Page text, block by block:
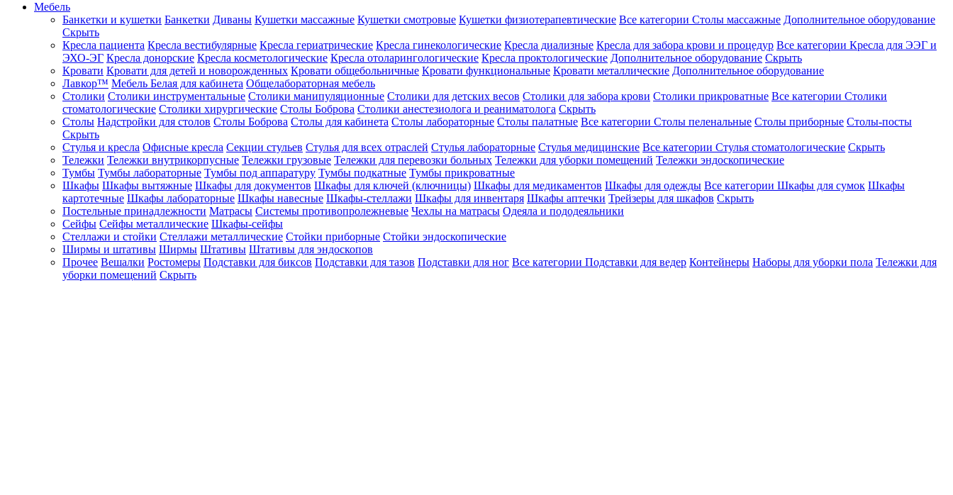
Мебель
Банкетки и кушетки Банкетки Диваны Кушетки массажные Кушетки смотровые Кушетки физиотерапевтические Все категории Столы массажные Дополнительное оборудование
Скрыть
Кресла пациента Кресла вестибулярные Кресла гериатрические Кресла гинекологические Кресла диализные Кресла для забора крови и процедур Все категории Кресла для ЭЭГ и
ЭХО-ЭГ Кресла донорские Кресла косметологические Кресла отоларингологические Кресла проктологические Дополнительное оборудование Скрыть
Кровати Кровати для детей и новорожденных Кровати общебольничные Кровати функциональные Кровати металлические Дополнительное оборудование
Лавкор™ Мебель Белая для кабинета Общелабораторная мебель
Столики Столики инструментальные Столики манипуляционные Столики для детских весов Столики для забора крови Столики прикроватные Все категории Столики
стоматологические Столики хирургические Столы Боброва Столики анестезиолога и реаниматолога Скрыть
Столы Надстройки для столов Столы Боброва Столы для кабинета Столы лабораторные Столы палатные Все категории Столы пеленальные Столы приборные Столы-посты
Скрыть
Стулья и кресла Офисные кресла Секции стульев Стулья для всех отраслей Стулья лабораторные Стулья медицинские Все категории Стулья стоматологические Скрыть
Тележки Тележки внутрикорпусные Тележки грузовые Тележки для перевозки больных Тележки для уборки помещений Тележки эндоскопические
Тумбы Тумбы лабораторные Тумбы под аппаратуру Тумбы подкатные Тумбы прикроватные
Шкафы Шкафы вытяжные Шкафы для документов Шкафы для ключей (ключницы) Шкафы для медикаментов Шкафы для одежды Все категории Шкафы для сумок Шкафы
картотечные Шкафы лабораторные Шкафы навесные Шкафы-стеллажи Шкафы для инвентаря Шкафы аптечки Трейзеры для шкафов Скрыть
Постельные принадлежности Матрасы Системы противопролежневые Чехлы на матрасы Одеяла и пододеяльники
Сейфы Сейфы металлические Шкафы-сейфы
Стеллажи и стойки Стеллажи металлические Стойки приборные Стойки эндоскопические
Ширмы и штативы Ширмы Штативы Штативы для эндоскопов
Прочее Вешалки Ростомеры Подставки для биксов Подставки для тазов Подставки для ног Все категории Подставки для ведер Контейнеры Наборы для уборки пола Тележки для
уборки помещений Скрыть